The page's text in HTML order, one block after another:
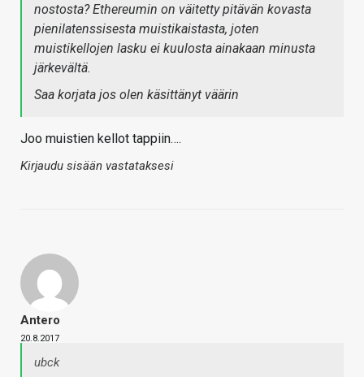
nostosta? Ethereumin on väitetty pitävän kovasta
pienilatenssisesta muistikaistasta, joten
muistikellojen lasku ei kuulosta ainakaan minusta
järkevältä.
Saa korjata jos olen käsittänyt väärin
Joo muistien kellot tappiin….
Kirjaudu sisään vastataksesi
Antero
20.8.2017
ubck